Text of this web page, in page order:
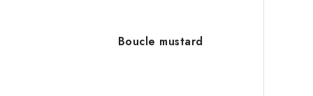
Boucle mustard